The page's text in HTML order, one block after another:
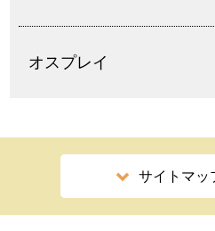
オスプレイ
サイトマッ